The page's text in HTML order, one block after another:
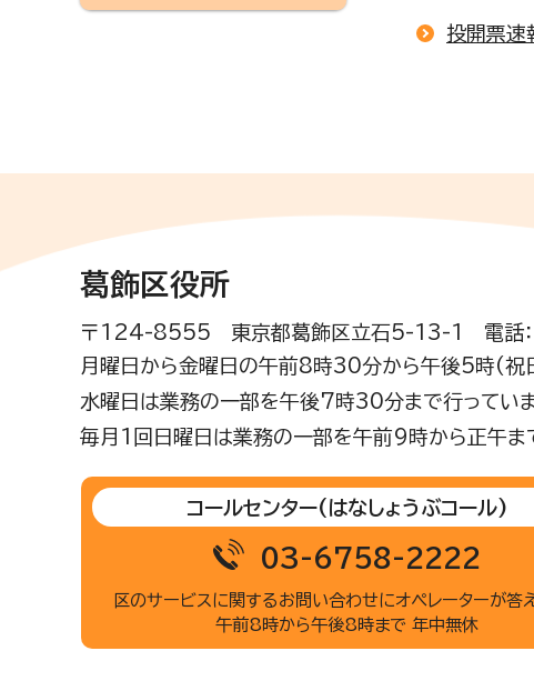
投開票速
葛飾区役所
〒124-8555 東京都葛飾区立石5-13-1 電話
月曜日から金曜日の午前8時30分から午後5時(祝
水曜日は業務の一部を午後7時30分まで行っていま
毎月1回日曜日は業務の一部を午前9時から正午ま
コールセンター(はなしょうぶコール)
03-6758-2222
区のサービスに関するお問い合わせにオペレーターが答
午前8時から午後8時まで 年中無休